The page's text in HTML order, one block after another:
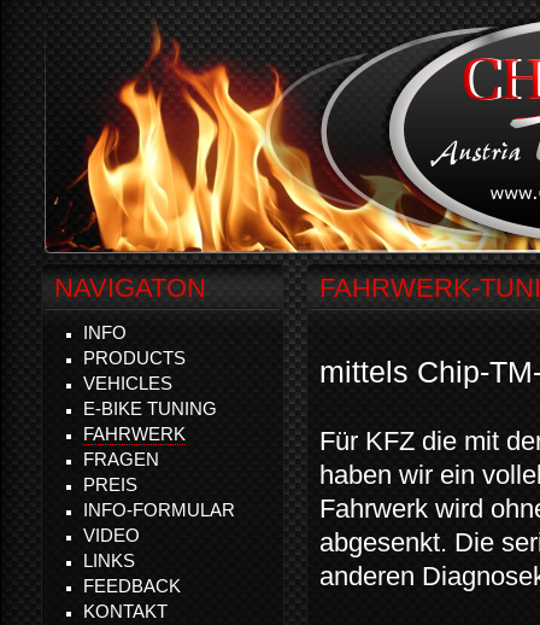
FAHRWERK-
mittels Chip-
Für KFZ die mit
haben wir ein
Fahrwerk wird
abgesenkt. Die
anderen
NAVIGATON
INFO
PRODUCTS
VEHICLES
E-BIKE TUNING
FAHRWERK
FRAGEN
PREIS
INFO-FORMULAR
VIDEO
LINKS
FEEDBACK
KONTAKT